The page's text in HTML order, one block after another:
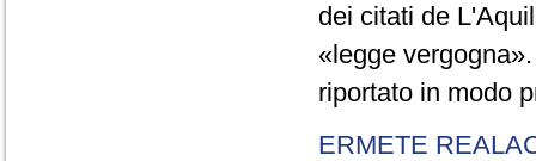
dei citati de
«legge
riportato in modo
ERMETE